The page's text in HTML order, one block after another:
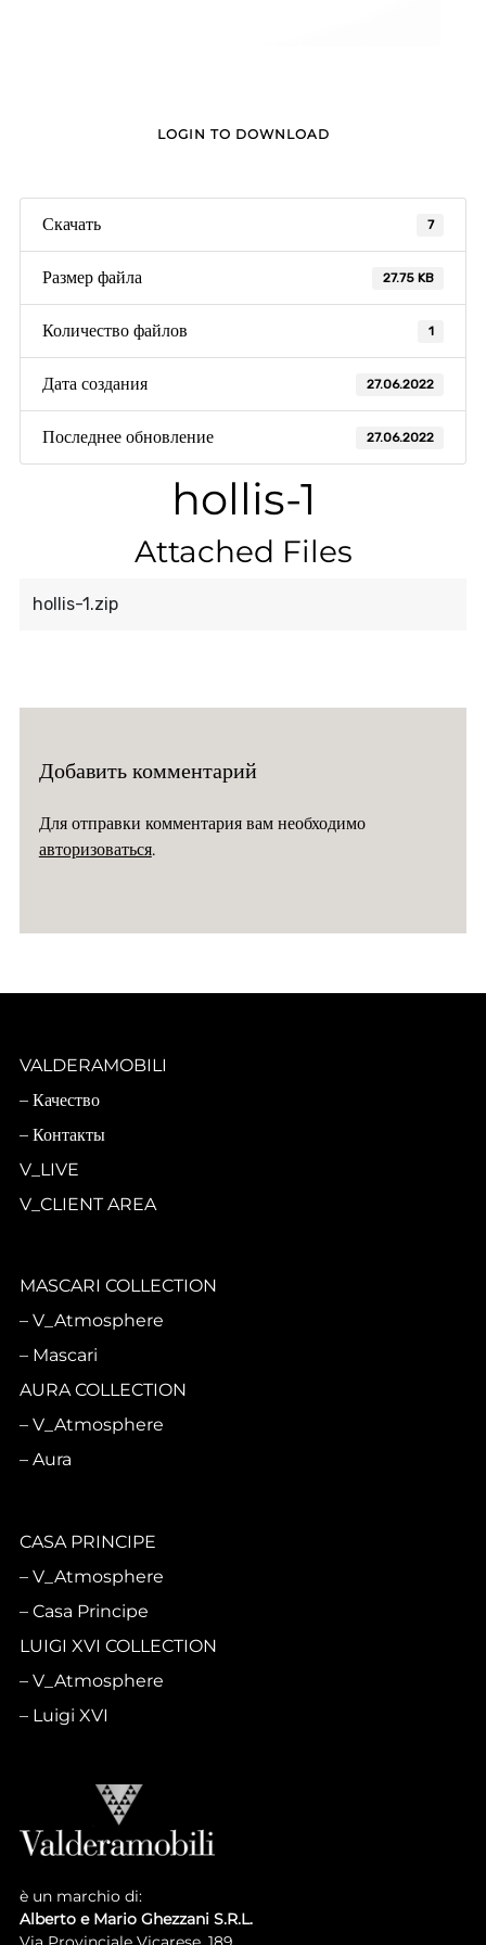
LOGIN TO DOWNLOAD
Скачать 7
Размер файла 27.75 KB
Количество файлов 1
Дата создания 27.06.2022
Последнее обновление 27.06.2022
hollis-1
Attached Files
hollis-1.zip
Добавить комментарий
Для отправки комментария вам необходимо
авторизоваться.
VALDERAMOBILI
Качество
Контакты
V_LIVE
V_CLIENT AREA
MASCARI COLLECTION
V_Atmosphere
Mascari
AURA COLLECTION
V_Atmosphere
Aura
CASA PRINCIPE
V_Atmosphere
Casa Principe
LUIGI XVI COLLECTION
V_Atmosphere
Luigi XVI
è un marchio di:
Alberto e Mario Ghezzani S.R.L.